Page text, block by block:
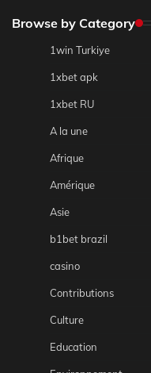
Browse by Category
1win Turkiye
1xbet apk
1xbet RU
A la une
Afrique
Amérique
Asie
b1bet brazil
casino
Contributions
Culture
Education